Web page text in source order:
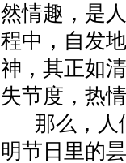
然情趣，是
程中，自发
神，其正如
失节度，热
那么，人
明节日里的